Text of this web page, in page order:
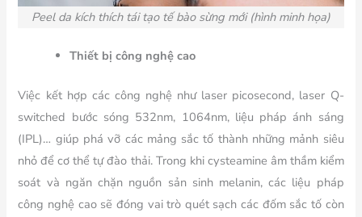
Peel da kích thích tái tạo tế bào sừng mới (hình minh họa)
Thiết bị công nghệ cao
Việc kết hợp các công nghệ như laser picosecond, laser Q-
switched bước sóng 532nm, 1064nm, liệu pháp ánh sáng
(IPL)… giúp phá vỡ các mảng sắc tố thành những mảnh siêu
nhỏ để cơ thể tự đào thải. Trong khi cysteamine âm thầm kiểm
soát và ngăn chặn nguồn sản sinh melanin, các liệu pháp
công nghệ cao sẽ đóng vai trò quét sạch các đốm sắc tố còn